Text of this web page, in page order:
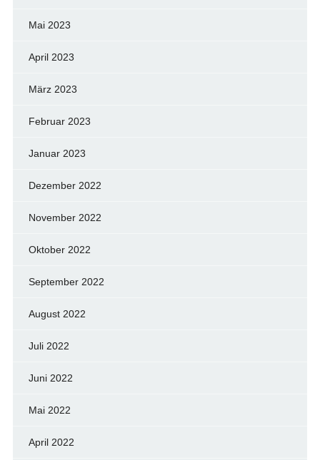
Mai 2023
April 2023
März 2023
Februar 2023
Januar 2023
Dezember 2022
November 2022
Oktober 2022
September 2022
August 2022
Juli 2022
Juni 2022
Mai 2022
April 2022